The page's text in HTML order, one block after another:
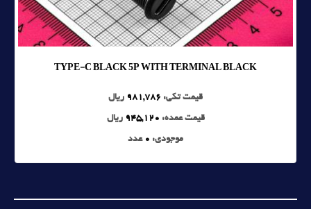
TYPE-C BLACK 5P WITH TERMINAL BLACK
قیمت تکی: 981,786 ریال
قیمت عمده: 945,120 ریال
موجودی: 0 عدد